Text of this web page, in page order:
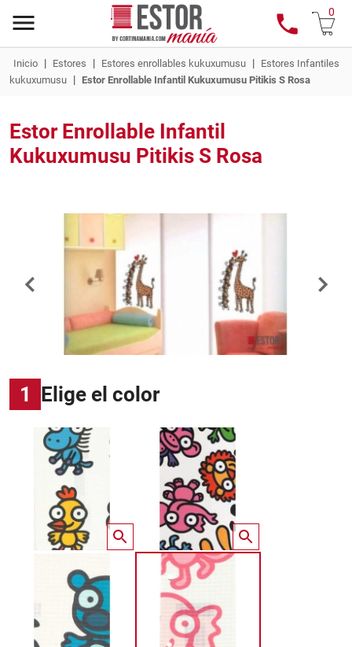
0
Inicio | Estores | Estores enrollables kukuxumusu | Estores Infantiles
kukuxumusu | Estor Enrollable Infantil Kukuxumusu Pitikis S Rosa
Estor Enrollable Infantil
Kukuxumusu Pitikis S Rosa
1 Elige el color